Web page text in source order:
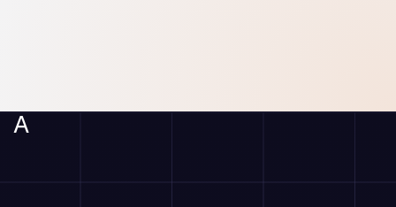
A